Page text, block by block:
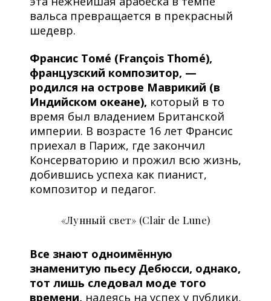
вальса превращается в прекрасный
шедевр.
Франсис Томé (François Thomé),
французский композитор, —
родился на острове Маврикий (в
Индийском океане), который в то
время был владением Британской
империи. В возрасте 16 лет Франсис
приехал в Париж, где закончил
Консерваторию и прожил всю жизнь,
добившись успеха как пианист,
композитор и педагог.
«Лунный свет» (Clair de Lune)
Все знают одноимённую
знаменитую пьесу Дебюсси, однако,
тот лишь следовал моде того
времени, надеясь на успех у публики,